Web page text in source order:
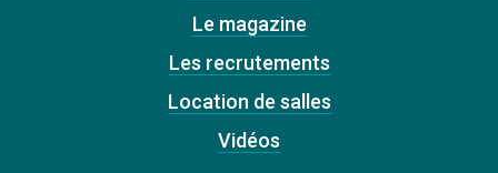
Le magazine
Les recrutements
Location de salles
Vidéos